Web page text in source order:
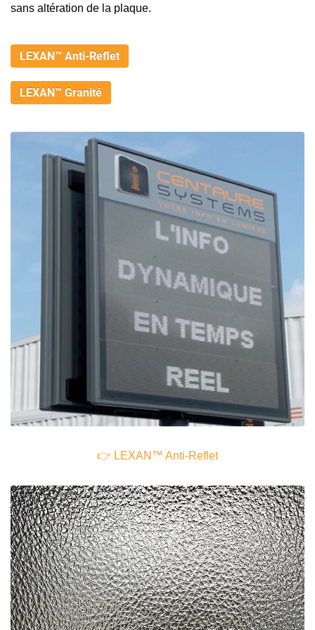
sans altération de la plaque.
LEXAN™ Anti-Reflet
LEXAN™ Granité
👉 LEXAN™ Anti-Reflet